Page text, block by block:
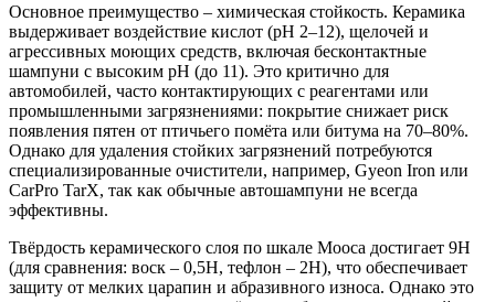
Основное преимущество – химическая стойкость. Керамика
выдерживает воздействие кислот (pH 2–12), щелочей и
агрессивных моющих средств, включая бесконтактные
шампуни с высоким pH (до 11). Это критично для
автомобилей, часто контактирующих с реагентами или
промышленными загрязнениями: покрытие снижает риск
появления пятен от птичьего помёта или битума на 70–80%.
Однако для удаления стойких загрязнений потребуются
специализированные очистители, например, Gyeon Iron или
CarPro TarX, так как обычные автошампуни не всегда
эффективны.
Твёрдость керамического слоя по шкале Мооса достигает 9H
(для сравнения: воск – 0,5H, тефлон – 2H), что обеспечивает
защиту от мелких царапин и абразивного износа. Однако это